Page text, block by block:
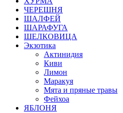
ЧЕРЕШНЯ
ШАЛФЕЙ
ШАРАФУГА
ШЕЛКОВИЦА
Экзотика
Актинидия
Киви
Лимон
Маракуя
Мята и пряные травы
Фейхоа
ЯБЛОНЯ